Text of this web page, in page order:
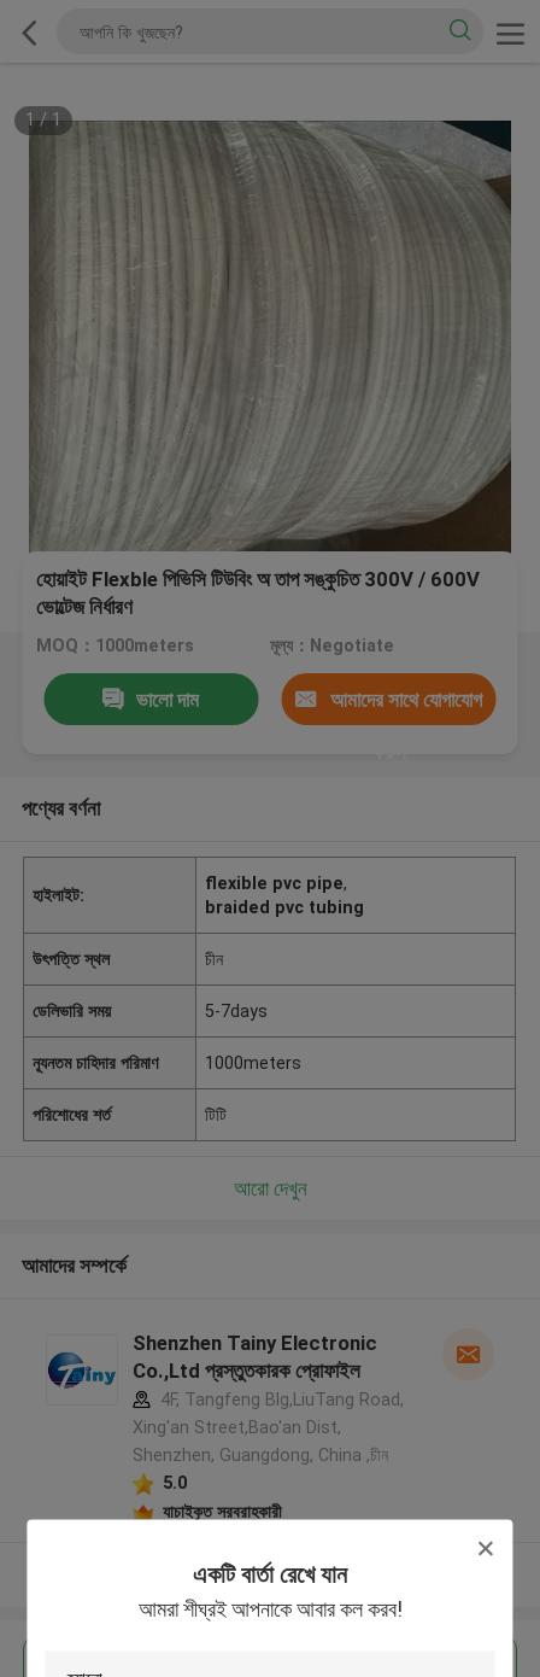
একটি বার্তা রেখে যান
আমরা শীঘ্রই আপনাকে আবার কল করব!
1/1
হোয়াইট Flexble পিভিসি টিউবিং অ তাপ সঙ্কুচিত 300V / 600V
ভোল্টেজ নির্ধারণ
MOQ：1000meters মূল্য：Negotiate
ভালো দাম আমাদের সাথে যোগাযোগ
পণ্যের বর্ণনা
হাইলাইট:
flexible pvc pipe,
braided pvc tubing
উৎপত্তি স্থল চীন
ডেলিভারি সময় 5-7days
ন্যূনতম চাহিদার পরিমাণ 1000meters
পরিশোধের শর্ত টিটি
আরো দেখুন
আমাদের সম্পর্কে
Shenzhen Tainy Electronic
Co.,Ltd প্রস্তুতকারক প্রোফাইল
4F, Tangfeng Blg,LiuTang Road,
Xing'an Street,Bao'an Dist,
Shenzhen, Guangdong, China ,চীন
5.0
যাচাইকৃত সরবরাহকারী
আরো দেখুন